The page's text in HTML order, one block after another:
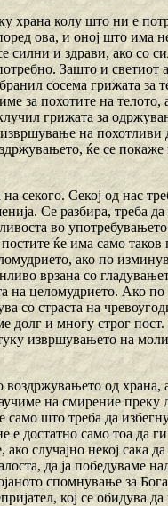
храна колу што ни е
ова, и оној што има
и здрави, ако со
Зашто и
сосема грижата за
за похотите на телото,
грижата за
на похотливи
ќе се
секого. Секој од нас
Се разбира, треба
во
ќе има само
ако по
врзана со
на целомудрието. Ако по
со страста на
долг и многу строг
извршувањето на
од храна,
на смирение преку
што треба да
е достатно само тоа да
случајно некој сака
да ја победуваме
спомнување за
кој се обидува